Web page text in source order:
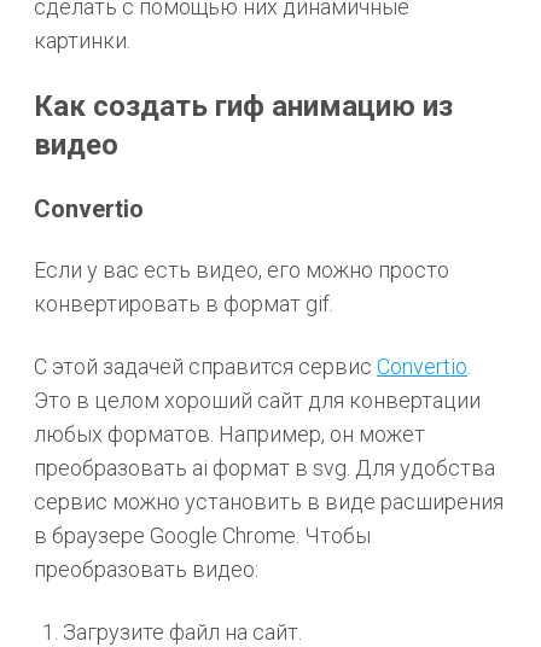
сделать с помощью них динамичные
картинки.
Как создать гиф анимацию из
видео
Convertio
Если у вас есть видео, его можно просто
конвертировать в формат gif.
С этой задачей справится сервис Convertio
Это в целом хороший сайт для конвертации
любых форматов. Например, он может
преобразовать ai формат в svg. Для удобства
сервис можно установить в виде расширения
в браузере Google Chrome. Чтобы
преобразовать видео:
Загрузите файл на сайт.